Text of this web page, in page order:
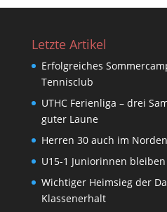
Letzte Artikel
Erfolgreiches
Tennisclub
UTHC Ferienliga – drei
guter Laune
Herren 30 auch im
U15-1 Juniorinnen
Wichtiger Heimsieg der
Klassenerhalt